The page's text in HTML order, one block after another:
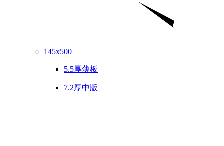
145x500
5.5厚薄板
7.2厚中版